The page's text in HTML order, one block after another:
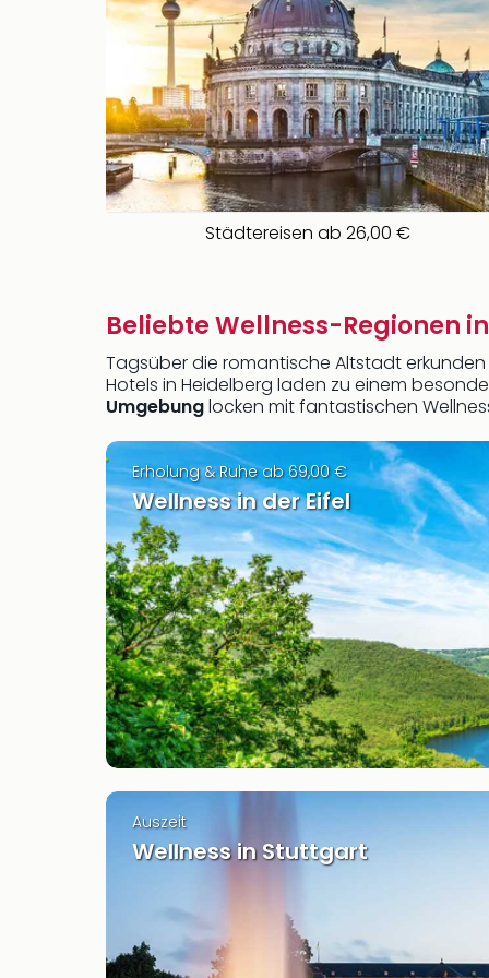
Städtereisen ab 26,00 €
Beliebte Wellness-Regionen
Tagsüber die romantische Altstadt
Hotels in Heidelberg laden zu einem
Umgebunglocken mit fantastischen
Erholung & Ruhe ab 69,00 €
Wellness in der Eifel
Auszeit
Wellness in Stuttgart